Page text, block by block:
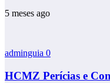
5 meses ago
adminguia 0
HCMZ Perícias e